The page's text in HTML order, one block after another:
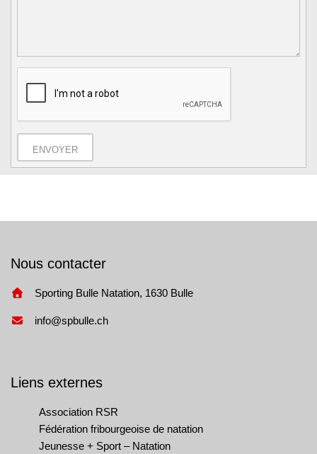
ENVOYER
Nous contacter
Sporting Bulle Natation, 1630 Bulle
info@spbulle.ch
Liens externes
Association RSR
Fédération fribourgeoise de natation
Jeunesse + Sport – Natation